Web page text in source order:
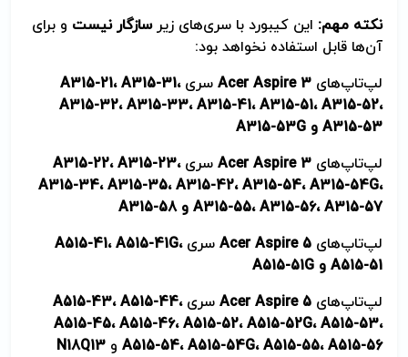
نکته مهم: این کیبورد با سری‌های زیرسازگار نیست و برای
آن‌ها قابل استفاده نخواهد بود:
لپ‌تاپ‌های Acer Aspire 3 سری A315-21،A315-31،
A315-32،A315-33،A315-41،A315-51،A315-52،
A315-53 و
لپ‌تاپ‌های Acer Aspire 3 سری A315-22،A315-23،
A315-34،A315-35،A315-42،A315-54،A315-54G،
A315-55،A315-56،A315-57 و A315-58
لپ‌تاپ‌های Acer Aspire 5 سری A515-41،A515-41G،
A515-51 و
لپ‌تاپ‌های Acer Aspire 5 سری A515-43،A515-44،
A515-45،A515-46،A515-52،A515-52G،A515-53،
A515-54،A515-54G،A515-55،A515-56 و N18Q13